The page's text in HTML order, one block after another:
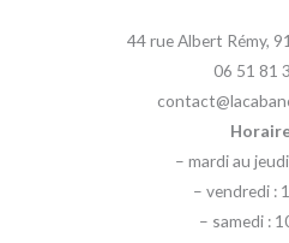
44 rue Albert Rémy,
06 51 81
– mardi au
– vendredi :
– samedi :